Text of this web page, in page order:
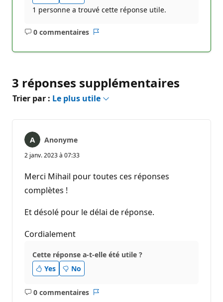
1 personne a trouvé cette réponse utile.
0 commentaires
Aucun
3 réponses supplémentaires
Trier par : Le plus utile
Anonyme
2 janv. 2023 à 07:33
Merci Mihail pour toutes ces réponses
complètes !
Et désolé pour le délai de réponse.
Cordialement
Cette réponse a-t-elle été utile ?
Yes
No
0 commentaires
Aucun